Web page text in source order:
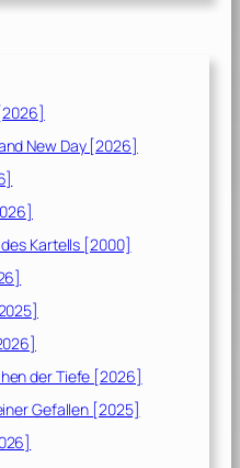
New Day [2026]
Kartells [2000]
der Tiefe [2026]
Gefallen [2025]